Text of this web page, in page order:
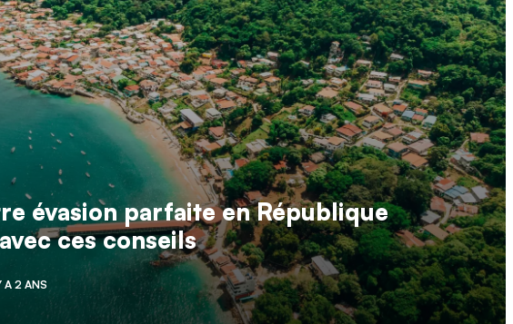
évasion parfaite en République
ces conseils
A 2 ANS